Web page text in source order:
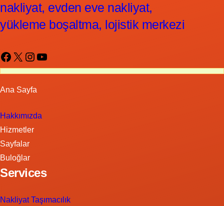
nakliyat, evden eve nakliyat,
yükleme boşaltma, lojistik merkezi
Facebook X Instagram YouTube
Ana Sayfa
Hakkımızda
Hizmetler
Sayfalar
Buloğlar
Services
Nakliyat Taşımacılık